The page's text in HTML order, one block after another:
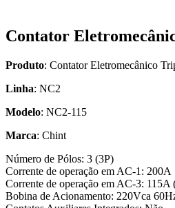
Contator
Produto: Contator Eletromecânico
Linha: NC2
Modelo: NC2-115
Marca: Chint
Número de Pólos: 3 (3P)
Corrente de operação em AC-1: 200A
Corrente de operação em AC-3: 115A
Bobina de Acionamento: 220Vca